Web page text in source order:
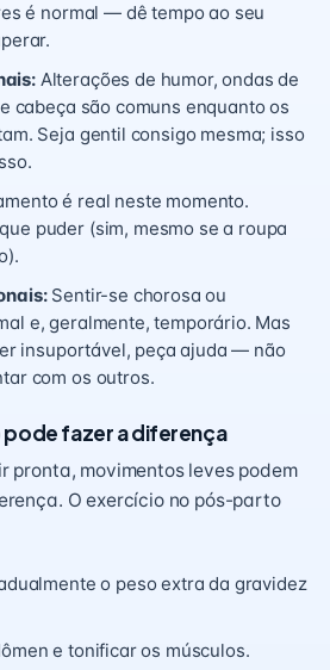
é normal — dê tempo ao seu
Alterações de humor, ondas de
cabeça são comuns enquanto os
Seja gentil consigo mesma; isso
é real neste momento.
puder (sim, mesmo se a roupa
Sentir-se chorosa ou
e, geralmente, temporário. Mas
insuportável, peça ajuda — não
com os outros.
pode fazer a diferença
pronta, movimentos leves podem
O exercício no pós-parto
o peso extra da gravidez
e tonificar os músculos.